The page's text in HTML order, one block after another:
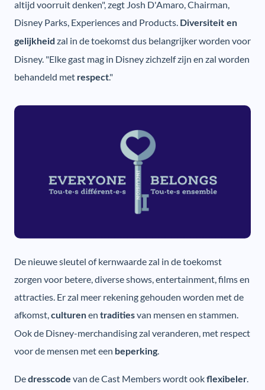
altijd voorruit denken", zegt Josh D'Amaro, Chairman,
Disney Parks, Experiences and Products. Diversiteit en
gelijkheid zal in de toekomst dus belangrijker worden voor
Disney. "Elke gast mag in Disney zichzelf zijn en zal worden
behandeld met respect."
De nieuwe sleutel of kernwaarde zal in de toekomst
zorgen voor betere, diverse shows, entertainment, films en
attracties. Er zal meer rekening gehouden worden met de
afkomst,culturenen traditiesvan mensen en stammen.
Ook de Disney-merchandising zal veranderen, met respect
voor de mensen met een beperking.
Dedresscode van de Cast Members wordt ookflexibeler.